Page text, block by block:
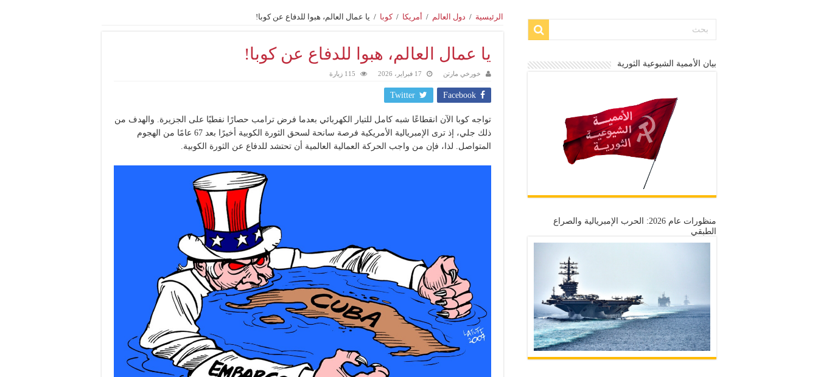
الرئيسية / دول العالم / أمريكا / كوبا / يا عمال العالم، هبوا للدفاع عن كوبا!
يا عمال العالم، هبوا للدفاع عن كوبا!
خورخي مارتن 17 فبراير، 2026 115 زيارة
Facebook
Twitter
تواجه كوبا الآن انقطاعًا شبه كامل للتيار الكهربائي بعدما فرض ترامب حصارًا نفطيًا على الجزيرة. والهدف من
ذلك جلي، إذ ترى الإمبريالية الأمريكية فرصة سانحة لسحق الثورة الكوبية أخيرًا بعد 67 عامًا من الهجوم
المتواصل. لذا، فإن من واجب الحركة العمالية العالمية أن تحتشد للدفاع عن الثورة الكوبية.
بيان الأممية الشيوعية الثورية
منظورات عام 2026: الحرب الإمبريالية والصراع
الطبقي